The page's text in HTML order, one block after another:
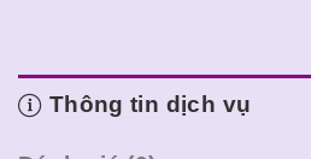
Thông tin dịch vụ